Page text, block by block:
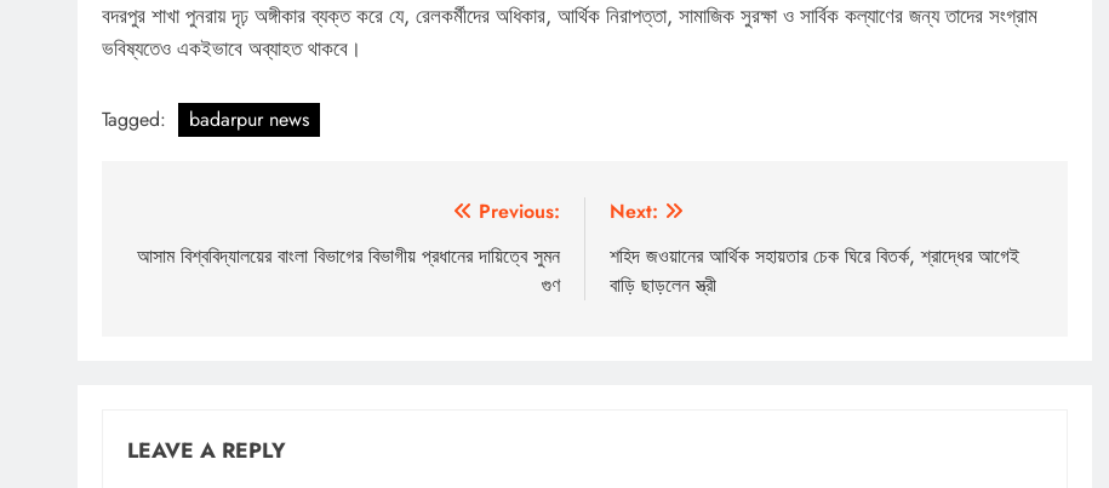
বদরপুর শাখা পুনরায় দৃঢ় অঙ্গীকার ব্যক্ত করে যে, রেলকর্মীদের অধিকার, আর্থিক নিরাপত্তা, সামাজিক সুরক্ষা ও সার্বিক কল্যাণের জন্য তাদের সংগ্রাম
ভবিষ্যতেও একইভাবে অব্যাহত থাকবে।
Tagged: badarpur news
navigation
Previous:
আসাম বিশ্ববিদ্যালয়ের বাংলা বিভাগের বিভাগীয় প্রধানের দায়িত্বে সুমন
গুণ
Next:
শহিদ জওয়ানের আর্থিক সহায়তার চেক ঘিরে বিতর্ক, শ্রাদ্ধের আগেই
বাড়ি ছাড়লেন স্ত্রী
LEAVE A REPLY